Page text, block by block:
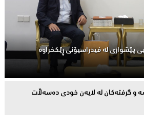
پێشوازی لە فیدراسیۆنی ڕێكخراوە
و گرفتەكان لە لایەن خودی دەسەڵات